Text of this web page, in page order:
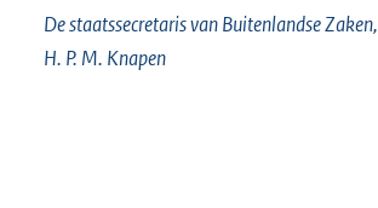
De staatssecretaris van Buitenlandse Zaken,
H. P. M. Knapen